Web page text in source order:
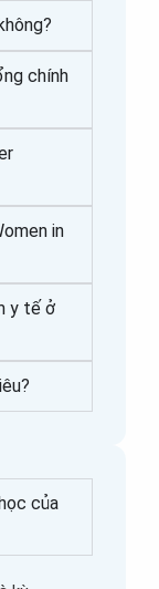
chính
in
y tế ở
của